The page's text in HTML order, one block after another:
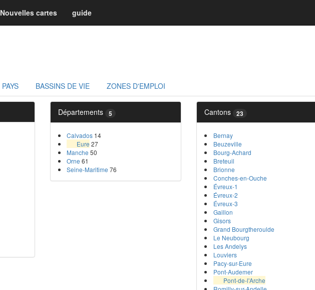
Nouvelles cartes guide
PAYS BASSINS DE VIE ZONES D'EMPLOI
Départements 5
Calvados 14
Eure 27
Manche 50
Orne 61
Seine-Maritime 76
Cantons 23
Bernay
Beuzeville
Bourg-Achard
Breteuil
Brionne
Conches-en-Ouche
Évreux-1
Évreux-2
Évreux-3
Gaillon
Gisors
Grand Bourgtheroulde
Le Neubourg
Les Andelys
Louviers
Pacy-sur-Eure
Pont-Audemer
Pont-de-l'Arche